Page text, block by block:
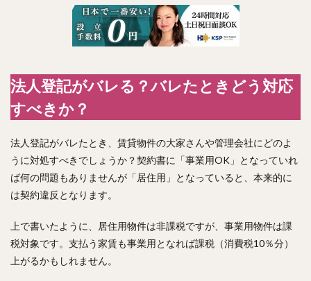
法人登記がバレる？バレたときどう対応
すべきか？
法人登記がバレたとき、賃貸物件の大家さんや管理会社にどのよ
うに対処すべきでしょうか？契約書に「事業用OK」となっていれ
ば何の問題もありませんが「居住用」となっていると、本来的に
は契約違反となります。
上で書いたように、居住用物件は非課税ですが、事業用物件は課
税対象です。支払う家賃も事業用となれば課税（消費税10％分）
上がるかもしれません。